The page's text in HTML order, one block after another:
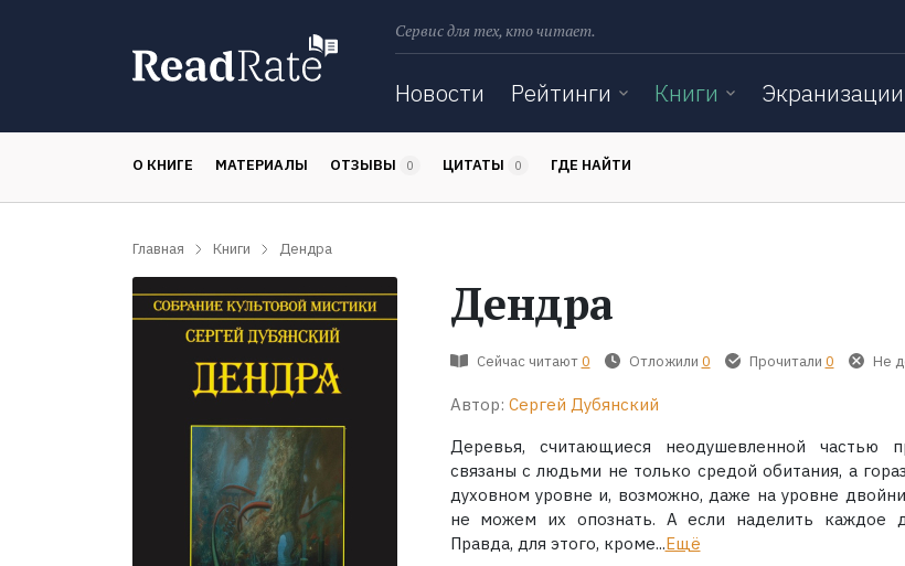
Сервис для тех, кто читает.
Новости Рейтинги Книги Экранизации
О КНИГЕ МАТЕРИАЛЫ ОТЗЫВЫ 0 ЦИТАТЫ 0 ГДЕ НАЙТИ
Главная Книги Дендра
Дендра
Сейчас читают 0 Отложили 0 Прочитали 0 Не
Автор: Сергей Дубянский
Деревья, считающиеся неодушевленной частью
связаны с людьми не только средой обитания, а
духовном уровне и, возможно, даже на уровне
не можем их опознать. А если наделить каждое
Правда, для этого, кроме...Ещё